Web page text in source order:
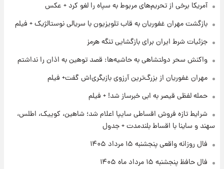
سود مشارکت چند درصد است؟
۱ روز پیش
زمان پخش «مرد سه هزار چهره» مشخص شد
کار استقلال و رامین رضاییان رسما تمام شد +
عکس / خداحافظی صمیمانه آبی ها با رامین!
آمریکا برخی از تحریم‌های مربوط به سپاه را لغو کرد + عکس
بازگشت مهران غفوریان به قاب تلویزیون با سریالی نوستالژیک + فیلم
جزئیات شرط ایران برای بازگشایی تنگه هرمز
واکنش سحر دولتشاهی به حاشیه‌ها: قصد توهین به اذان را نداشتم
مهران غفوریان از بزرگ‌ترین آرزوی بازیگری‌اش گفت+ فیلم
حمله لفظی قیصر به ابی خبرساز شد! + فیلم
شرایط تازه فروش اقساطی سایپا اعلام شد؛ شاهین، کوییک، اطلس،
سهند و ساینا با اقساط بلندمدت + جدول
فال روزانه واقعی پنجشنبه ۱۵ مرداد ۱۴۰۵
فال حافظ پنجشنبه ۱۵ مرداد ماه ۱۴۰۵